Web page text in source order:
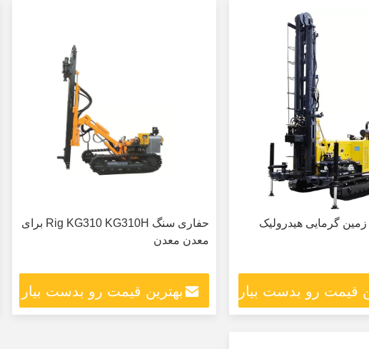
گرمایی هیدرولیک
قیمت رو بدست بیار
حفاری سنگ Rig KG310 KG310H برای
معدن معدن
بهترین قیمت رو بدست بیار